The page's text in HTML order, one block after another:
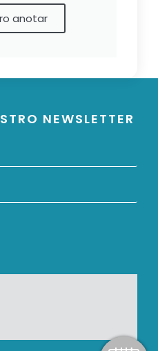
anotar
NEWSLETTER